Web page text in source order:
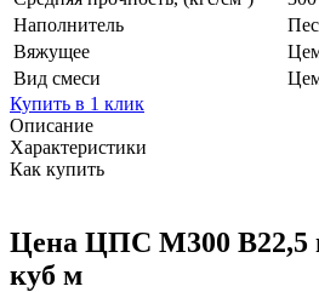
Наполнитель
Вяжущее
Вид смеси
Купить в 1 клик
Описание
Характеристики
Как купить
Цена ЦПС М300 В22,5
куб м